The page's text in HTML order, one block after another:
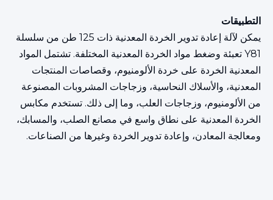
التطبيقات
يمكن لآلة إعادة تدوير الخردة المعدنية ذات 125 طن من سلسلة
Y81 تعبئة وضغط مواد الخردة المعدنية المختلفة. تشتمل المواد
المعدنية الخردة على خردة الألومنيوم، وقصاصات المنتجات
المعدنية، والأسلاك النحاسية، وزجاجات المشروبات المصنوعة
من الألومنيوم، وزجاجات العلب، وما إلى ذلك. تستخدم مكابس
الخردة المعدنية على نطاق واسع في مصانع الصلب، والمسابك،
ومعالجة المعادن، وإعادة تدوير الخردة وغيرها من الصناعات.